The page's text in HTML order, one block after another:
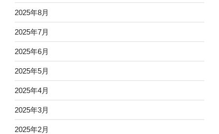
2025年8月
2025年7月
2025年6月
2025年5月
2025年4月
2025年3月
2025年2月